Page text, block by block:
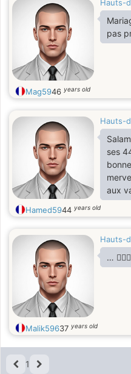
Hauts-
Mariage
Mag5946 years old
Hauts-
ses
aux
Hamed5944 years old
Hauts-
… 🤷🏻‍♂️
Malik59637 years old
1